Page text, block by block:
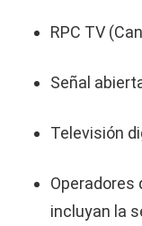
RPC TV
Señal
Televisión
Operadores
incluyan la